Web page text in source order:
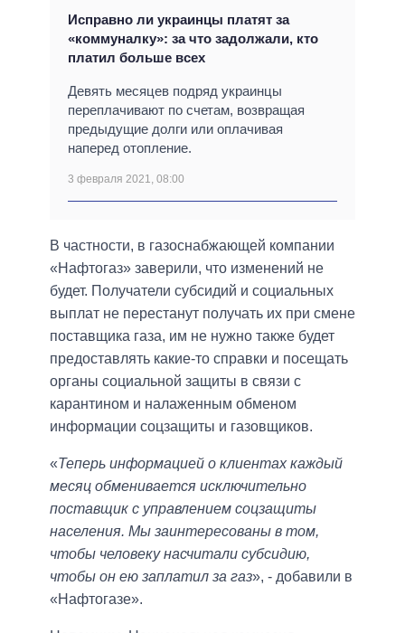
Исправно ли украинцы платят за
«коммуналку»: за что задолжали, кто
платил больше всех
Девять месяцев подряд украинцы
переплачивают по счетам, возвращая
предыдущие долги или оплачивая
наперед отопление.
3 февраля 2021, 08:00
В частности, в газоснабжающей компании
«Нафтогаз» заверили, что изменений не
будет. Получатели субсидий и социальных
выплат не перестанут получать их при смене
поставщика газа, им не нужно также будет
предоставлять какие-то справки и посещать
органы социальной защиты в связи с
карантином и налаженным обменом
информации соцзащиты и газовщиков.
«Теперь информацией о клиентах каждый
месяц обменивается исключительно
поставщик с управлением соцзащиты
населения. Мы заинтересованы в том,
чтобы человеку насчитали субсидию,
чтобы он ею заплатил за газ», - добавили в
«Нафтогазе».